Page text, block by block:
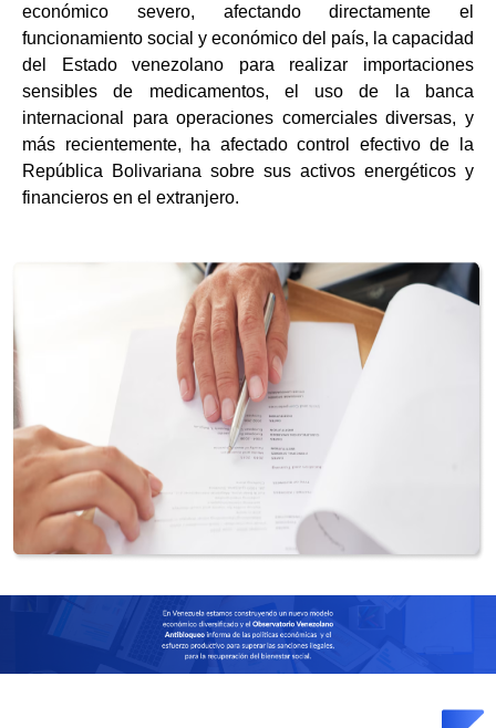
económico severo, afectando directamente el
funcionamiento social y económico del país, la capacidad
del Estado venezolano para realizar importaciones
sensibles de medicamentos, el uso de la banca
internacional para operaciones comerciales diversas, y
más recientemente, ha afectado control efectivo de la
República Bolivariana sobre sus activos energéticos y
financieros en el extranjero.